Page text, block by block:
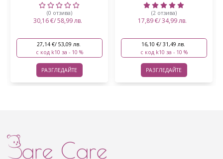
(0 отзива)
30,16 €/ 58,99 лв.
27,14 €/ 53,09 лв.
с код k10 за - 10 %
РАЗГЛЕДАЙТЕ
(2 отзива)
17,89 €/ 34,99 лв.
16,10 €/ 31,49 лв.
с код k10 за - 10 %
РАЗГЛЕДАЙТЕ